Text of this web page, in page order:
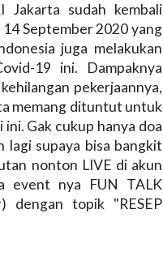
Jakarta sudah kembali
14 September 2020 yang
juga melakukan
19 ini. Dampaknya
pekerjaannya,
memang dituntut untuk
Gak cukup hanya doa
lagi supaya bisa bangkit
nonton LIVE di akun
event nya FUN TALK
dengan topik "RESEP